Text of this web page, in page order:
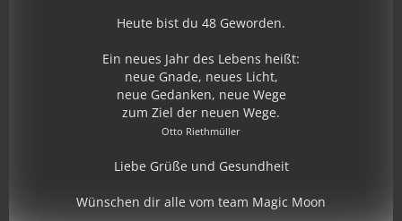
Heute bist du 48 Geworden.
Ein neues Jahr des Lebens heißt:
neue Gnade, neues Licht,
neue Gedanken, neue Wege
zum Ziel der neuen Wege.
Otto Riethmüller
Liebe Grüße und Gesundheit
Wünschen dir alle vom team Magic Moon